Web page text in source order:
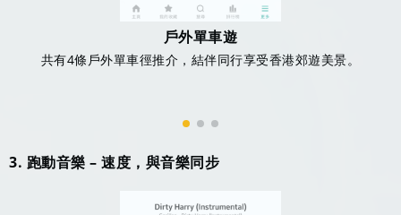
戶外單車遊
共有4條戶外單車徑推介，結伴同行享受香港郊遊美景。
3. 跑動音樂 – 速度，與音樂同步